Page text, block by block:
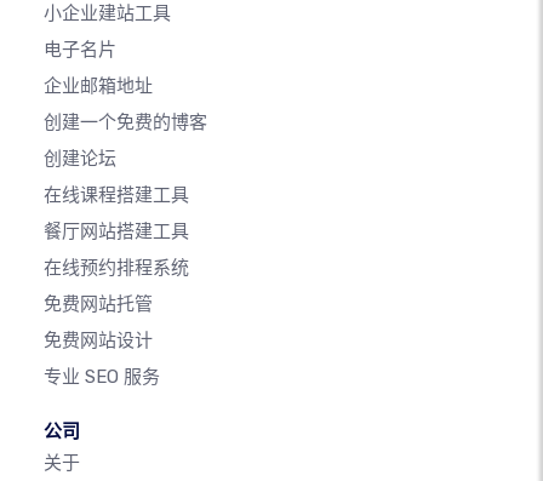
小企业建站工具
电子名片
企业邮箱地址
创建一个免费的博客
创建论坛
在线课程搭建工具
餐厅网站搭建工具
在线预约排程系统
免费网站托管
免费网站设计
专业 SEO 服务
公司
关于